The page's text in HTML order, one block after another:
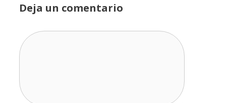
Deja un comentario
Comentario